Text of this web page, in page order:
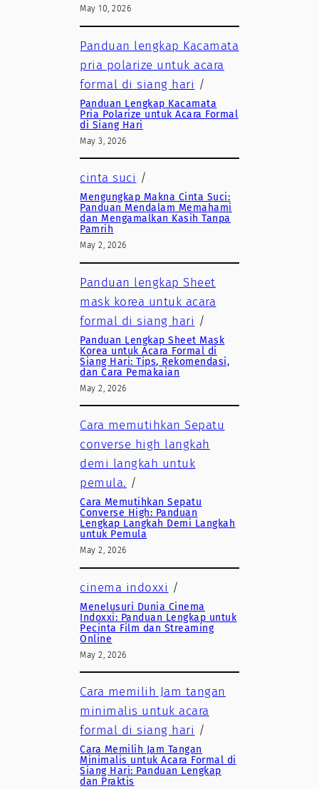
May 10, 2026
Panduan lengkap Kacamata
pria polarize untuk acara
formal di siang hari /
Panduan Lengkap Kacamata
Pria Polarize untuk Acara Formal
di Siang Hari
May 3, 2026
cinta suci /
Mengungkap Makna Cinta Suci:
Panduan Mendalam Memahami
dan Mengamalkan Kasih Tanpa
Pamrih
May 2, 2026
Panduan lengkap Sheet
mask korea untuk acara
formal di siang hari /
Panduan Lengkap Sheet Mask
Korea untuk Acara Formal di
Siang Hari: Tips, Rekomendasi,
dan Cara Pemakaian
May 2, 2026
Cara memutihkan Sepatu
converse high langkah
demi langkah untuk
pemula. /
Cara Memutihkan Sepatu
Converse High: Panduan
Lengkap Langkah Demi Langkah
untuk Pemula
May 2, 2026
cinema indoxxi /
Menelusuri Dunia Cinema
Indoxxi: Panduan Lengkap untuk
Pecinta Film dan Streaming
Online
May 2, 2026
Cara memilih Jam tangan
minimalis untuk acara
formal di siang hari /
Cara Memilih Jam Tangan
Minimalis untuk Acara Formal di
Siang Hari: Panduan Lengkap
dan Praktis